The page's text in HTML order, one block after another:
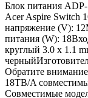
Блок питания
Acer Aspire Switch
напряжение (V):
питания (W):
круглый 3.0 x 1.1
Обратите
18TB/A
Совместимые